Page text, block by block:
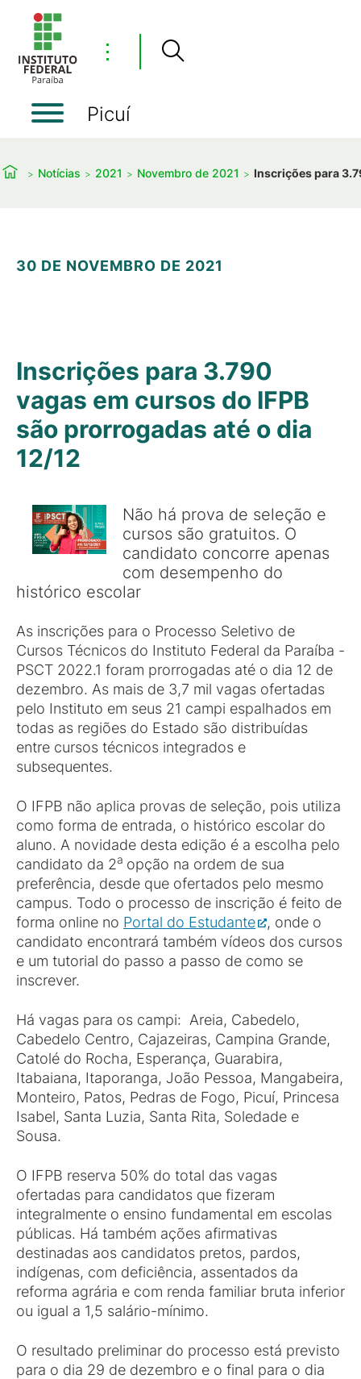
⋮
Picuí
Notícias 2021 Novembro de 2021 Inscrições para
30 DE NOVEMBRO DE 2021
Inscrições para 3.790
vagas em cursos do IFPB
são prorrogadas até o dia
12/12
Não há prova de seleção e
cursos são gratuitos. O
candidato concorre apenas
com desempenho do
histórico escolar
As inscrições para o Processo Seletivo de
Cursos Técnicos do Instituto Federal da Paraíba -
PSCT 2022.1 foram prorrogadas até o dia 12 de
dezembro. As mais de 3,7 mil vagas ofertadas
pelo Instituto em seus 21 campi espalhados em
todas as regiões do Estado são distribuídas
entre cursos técnicos integrados e
subsequentes.
O IFPB não aplica provas de seleção, pois utiliza
como forma de entrada, o histórico escolar do
aluno. A novidade desta edição é a escolha pelo
candidato da 2a opção na ordem de sua
preferência, desde que ofertados pelo mesmo
campus. Todo o processo de inscrição é feito de
forma online no Portal do Estudante
, onde o
candidato encontrará também vídeos dos cursos
e um tutorial do passo a passo de como se
inscrever.
Há vagas para os campi: Areia, Cabedelo,
Cabedelo Centro, Cajazeiras, Campina Grande,
Catolé do Rocha, Esperança, Guarabira,
Itabaiana, Itaporanga, João Pessoa, Mangabeira,
Monteiro, Patos, Pedras de Fogo, Picuí, Princesa
Isabel, Santa Luzia, Santa Rita, Soledade e
Sousa.
O IFPB reserva 50% do total das vagas
ofertadas para candidatos que fizeram
integralmente o ensino fundamental em escolas
públicas. Há também ações afirmativas
destinadas aos candidatos pretos, pardos,
indígenas, com deficiência, assentados da
reforma agrária e com renda familiar bruta inferior
ou igual a 1,5 salário-mínimo.
O resultado preliminar do processo está previsto
para o dia 29 de dezembro e o final para o dia